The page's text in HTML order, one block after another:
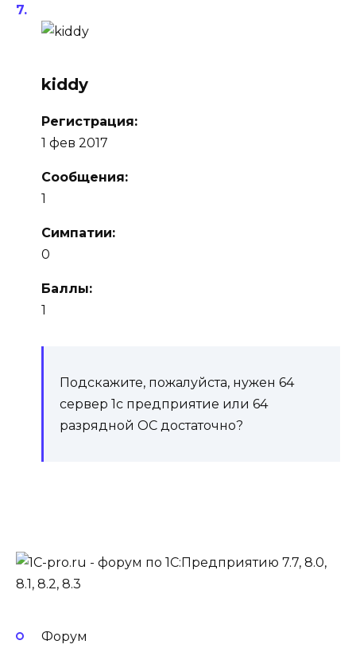
kiddy
Регистрация:
1 фев 2017
Сообщения:
1
Симпатии:
0
Баллы:
1
Подскажите, пожалуйста, нужен 64
сервер 1с предприятие или 64
разрядной ОС достаточно?
Форум